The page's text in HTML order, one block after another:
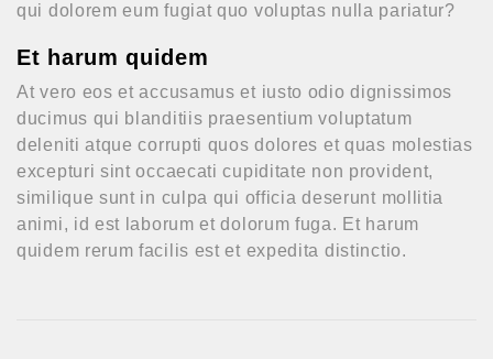
qui dolorem eum fugiat quo voluptas nulla pariatur?
Et harum quidem
At vero eos et accusamus et iusto odio dignissimos
ducimus qui blanditiis praesentium voluptatum
deleniti atque corrupti quos dolores et quas molestias
excepturi sint occaecati cupiditate non provident,
similique sunt in culpa qui officia deserunt mollitia
animi, id est laborum et dolorum fuga. Et harum
quidem rerum facilis est et expedita distinctio.